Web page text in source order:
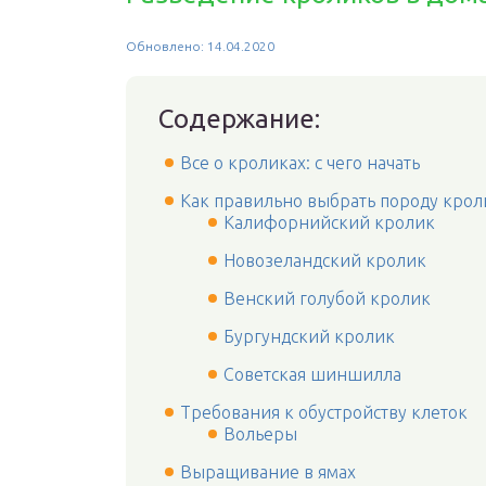
Обновлено: 14.04.2020
Содержание:
Все о кроликах: с чего начать
Как правильно выбрать породу
Калифорнийский кролик
Новозеландский кролик
Венский голубой кролик
Бургундский кролик
Советская шиншилла
Требования к обустройству клеток
Вольеры
Выращивание в ямах